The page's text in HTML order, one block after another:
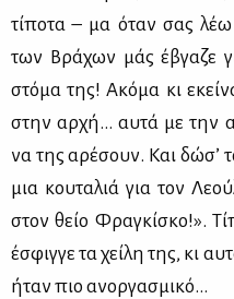
τίποτα – μα όταν σας
των Βράχων μάς έβγαζε
στόμα της! Ακόμα κι
στην αρχή… αυτά με την
να της αρέσουν. Και δώσ’
μια κουταλιά για τον
στον θείο Φραγκίσκο!».
έσφιγγε τα χείλη της, κι
ήταν πιο ανοργασμικό…